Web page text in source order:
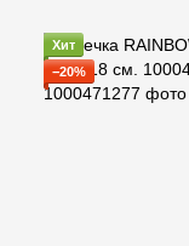
Хит
−20%